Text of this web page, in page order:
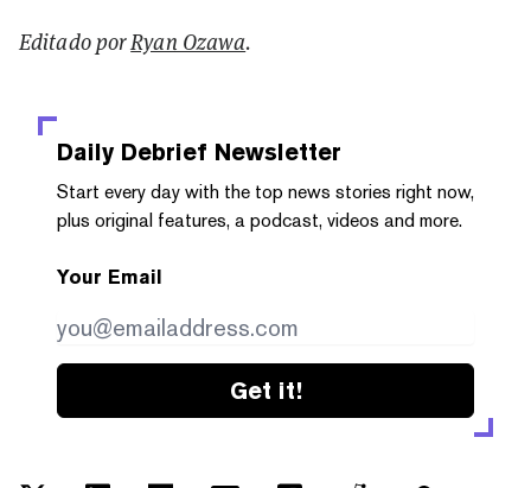
Editado porRyan Ozawa.
Daily Debrief Newsletter
Start every day with the top news stories right now,
plus original features, a podcast, videos and more.
Your Email
Get it!